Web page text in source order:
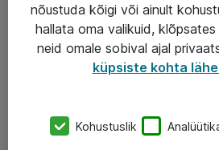
AS ATEA
+372 659 3591
Järvevana tee 7b, 10112 Tallinn
nõustuda kõigi või ainult
hallata oma valikuid,
neid omale sobival ajal
küpsiste kohta
Kohustuslik